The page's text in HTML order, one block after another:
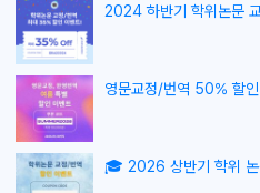
2024 하반기 학위논문
영문교정/번역 50% 할
🎓 2026 상반기 학위 논